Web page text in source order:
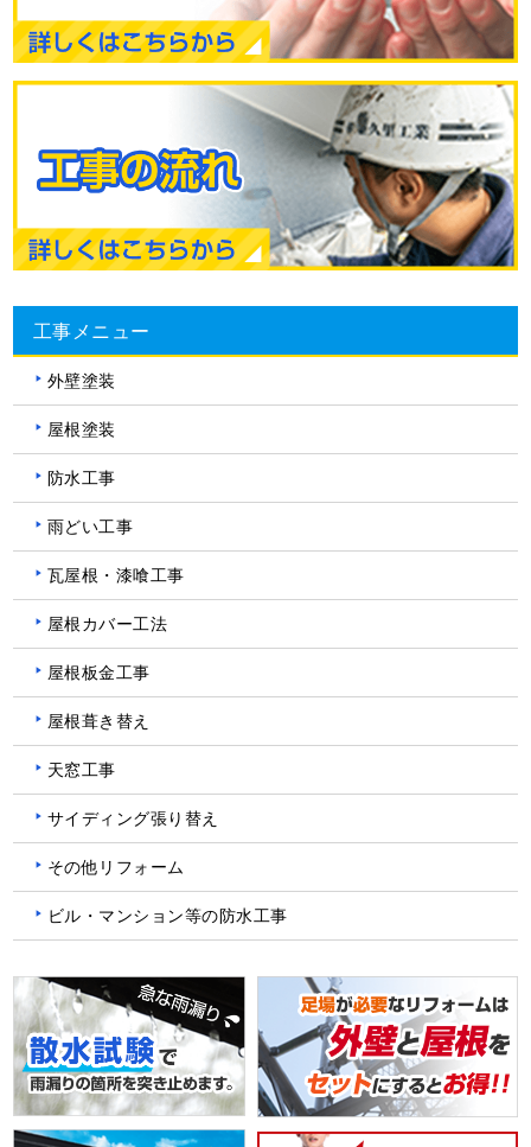
工事メニュー
外壁塗装
屋根塗装
防水工事
雨どい工事
瓦屋根・漆喰工事
屋根カバー工法
屋根板金工事
屋根葺き替え
天窓工事
サイディング張り替え
その他リフォーム
ビル・マンション等の防水工事